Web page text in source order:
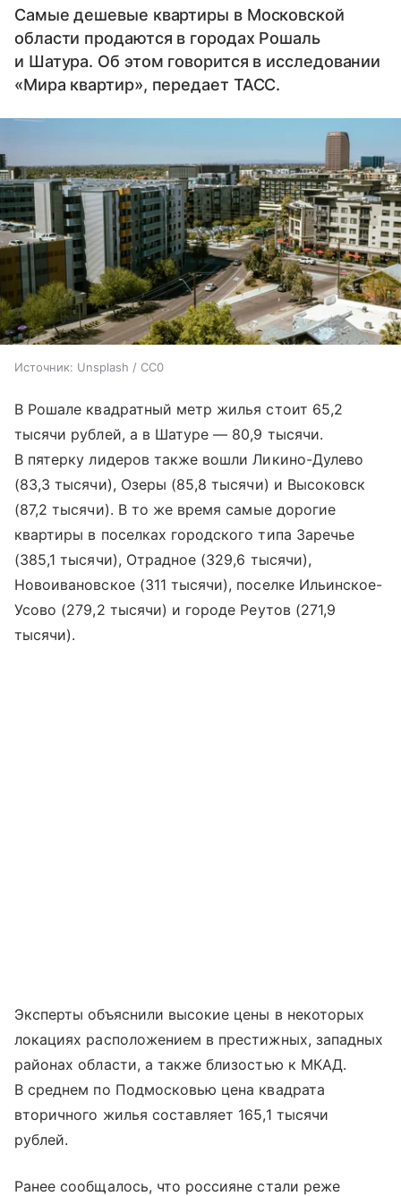
Самые дешевые квартиры в Московской
области продаются в городах Рошаль
и Шатура. Об этом говорится в исследовании
«Мира квартир», передает ТАСС.
Источник: Unsplash / CC0
В Рошале квадратный метр жилья стоит 65,2
тысячи рублей, а в Шатуре — 80,9 тысячи.
В пятерку лидеров также вошли Ликино-Дулево
(83,3 тысячи), Озеры (85,8 тысячи) и Высоковск
(87,2 тысячи). В то же время самые дорогие
квартиры в поселках городского типа Заречье
(385,1 тысячи), Отрадное (329,6 тысячи),
Новоивановское (311 тысячи), поселке Ильинское-
Усово (279,2 тысячи) и городе Реутов (271,9
тысячи).
Эксперты объяснили высокие цены в некоторых
локациях расположением в престижных, западных
районах области, а также близостью к МКАД.
В среднем по Подмосковью цена квадрата
вторичного жилья составляет 165,1 тысячи
рублей.
Ранее сообщалось, что россияне стали реже